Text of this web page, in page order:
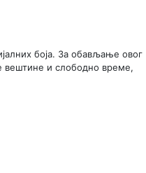
боја. За обављање овог
вештине и слободно време,